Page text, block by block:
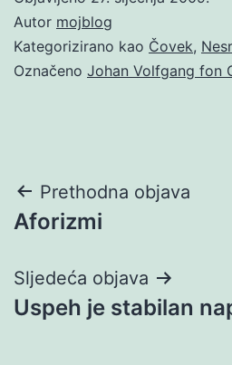
Autor mojblog
Kategorizirano kao Čovek,
Označeno Johan Volfgang fon
Navigacija
objava
Prethodna objava
Aforizmi
Sljedeća objava
Uspeh je stabilan